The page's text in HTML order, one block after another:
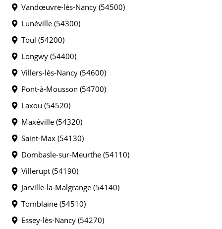
Vandœuvre-lès-Nancy (54500)
Lunéville (54300)
Toul (54200)
Longwy (54400)
Villers-lès-Nancy (54600)
Pont-à-Mousson (54700)
Laxou (54520)
Maxéville (54320)
Saint-Max (54130)
Dombasle-sur-Meurthe (54110)
Villerupt (54190)
Jarville-la-Malgrange (54140)
Tomblaine (54510)
Essey-lès-Nancy (54270)